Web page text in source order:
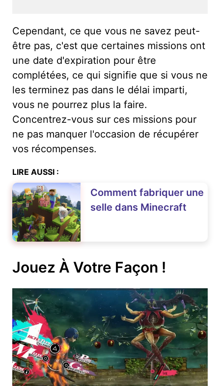
Cependant, ce que vous ne savez peut-
être pas, c'est que certaines missions ont
une date d'expiration pour être
complétées, ce qui signifie que si vous ne
les terminez pas dans le délai imparti,
vous ne pourrez plus la faire.
Concentrez-vous sur ces missions pour
ne pas manquer l'occasion de récupérer
vos récompenses.
LIRE AUSSI :
Comment fabriquer une
selle dans Minecraft
Jouez À Votre Façon !